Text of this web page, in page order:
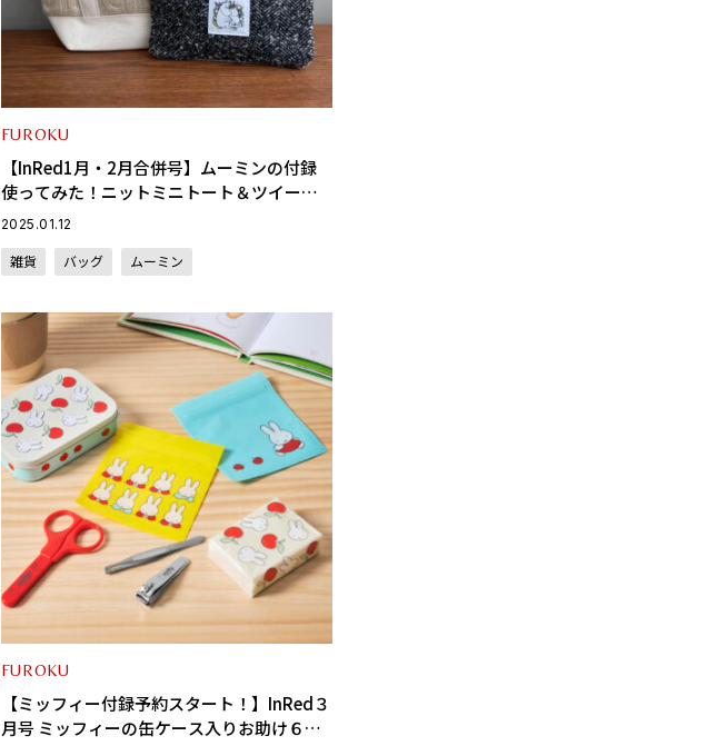
FUROKU
【InRed1月・2月合併号】ムーミンの付録
使ってみた！ニットミニトート＆ツイード
調ポーチが休日に大活躍！
2025.01.12
雑貨 バッグ ムーミン
FUROKU
【ミッフィー付録予約スタート！】InRed３
月号 ミッフィーの缶ケース入りお助け６点